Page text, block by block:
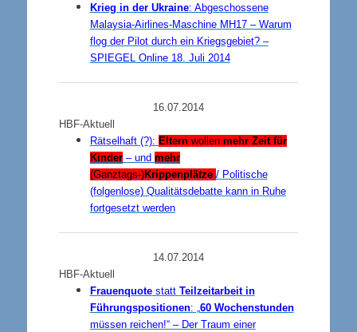
Krieg in der Ukraine: Abgeschossene
Malaysia-Airlines-Maschine MH17 – Warum
flog der Pilot durch ein Kriegsgebiet? –
SPIEGEL Online 18. Juli 2014
16.07.2014
HBF-Aktuell
Rätselhaft (?): Elternwollen mehr Zeit für
Kinder– und mehr
(Ganztags-)Krippenplätze / Politische
(folgenlose) Qualitätsdebatte kann in Ruhe
fortgesetzt werden
14.07.2014
HBF-Aktuell
Frauenquotestatt Teilzeitarbeit in
Führungspositionen: „60 Wochenstunden
müssen reichen!“ – Der Traum einer